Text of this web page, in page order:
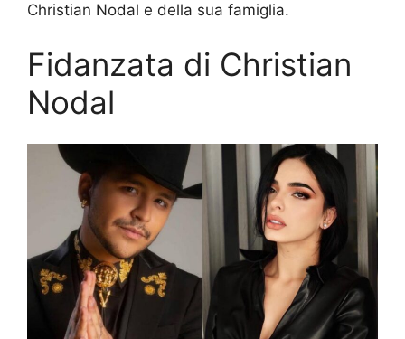
Christian Nodal e della sua famiglia.
Fidanzata di Christian
Nodal